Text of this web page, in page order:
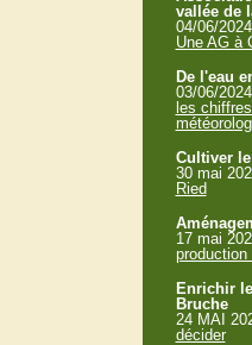
vallée de
04/06/2024
Une AG à
De l'eau
03/06/2024
les
Cultiver
30 mai
Ried
17 mai
production
Enrichir
Bruche
24 MAI
décider